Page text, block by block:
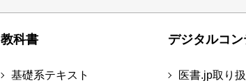
教科書
基礎系テキスト
デジタルコン
医書.jp取り